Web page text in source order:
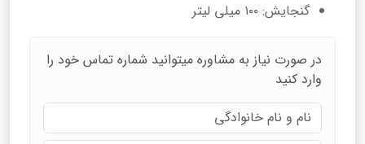
گنجایش: ۱۰۰ میلی لیتر
در صورت نیاز به مشاوره میتوانید شماره تماس خود را
وارد کنید